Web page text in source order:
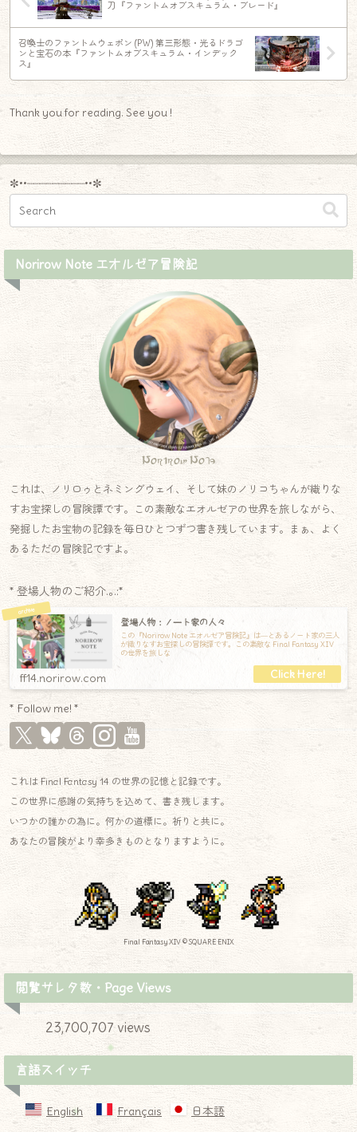
刀『ファントムオブスキュラム・ブレード』
召喚士のファントムウェポン (PW) 第三形態・光るドラゴ
ンと宝石の本『ファントムオブスキュラム・インデック
ス』
Thank you for reading. See you !
✼••┈┈┈┈┈┈┈┈┈••✼
Norirow Note エオルゼア冒険記
Norirow Note
これは、ノリロゥとネミングウェイ、そして妹のノリコちゃんが織りな
すお宝探しの冒険譚です。この素敵なエオルゼアの世界を旅しながら、
発掘したお宝物の記録を毎日ひとつずつ書き残しています。まぁ、よく
あるただの冒険記ですよ。
* 登場人物のご紹介.｡.:*
登場人物：ノート家の人々
この『Norirow Note エオルゼア冒険記』は―とあるノート家の三人
が織りなすお宝探しの冒険譚です。この素敵な Final Fantasy XIV
の世界を旅しな
ff14.norirow.com
* Follow me! *
これは Final Fantasy 14 の世界の記憶と記録です。
この世界に感謝の気持ちを込めて、書き残します。
いつかの誰かの為に。何かの道標に。祈りと共に。
あなたの冒険がより幸多きものとなりますように。
Final Fantasy XIV © SQUARE ENIX
閲覧サレタ数・Page Views
23,700,707 views
言語スイッチ
English Français 日本語